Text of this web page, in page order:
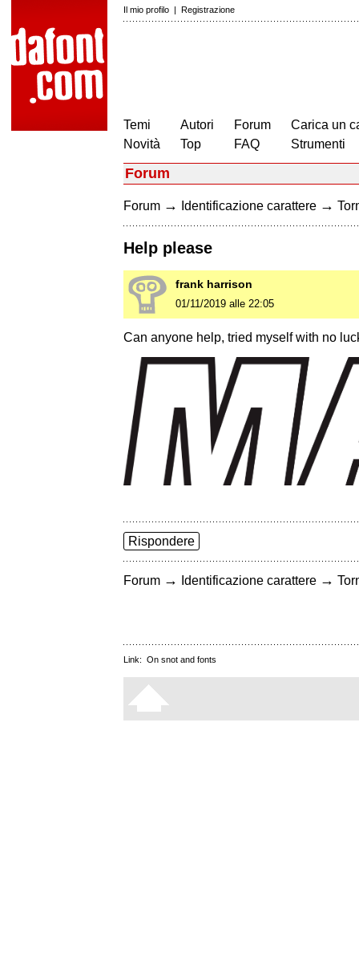
Il mio profilo | Registrazione
Temi
Novità
Autori
Top
Forum
FAQ
Carica un
Strumenti
Forum
Forum → Identificazione carattere →
Help please
frank harrison
01/11/2019 alle 22:05
Can anyone help, tried myself with no
Rispondere
Forum → Identificazione carattere →
Link: On snot and fonts